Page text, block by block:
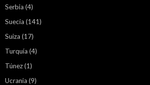
Serbia (4)
Suecia (141)
Suiza (17)
Turquía (4)
Túnez(1)
Ucrania (9)